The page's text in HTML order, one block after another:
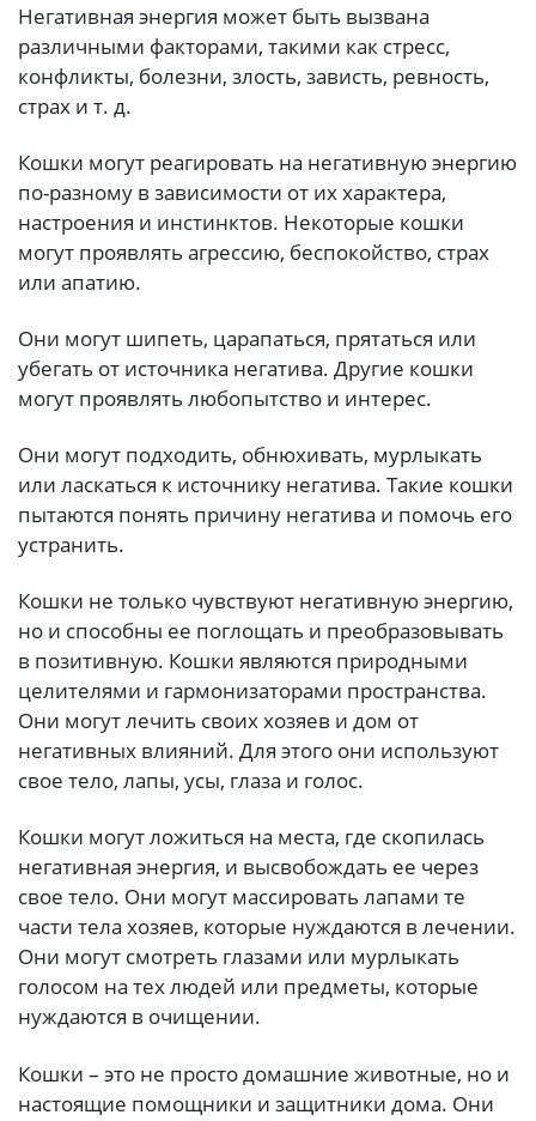
Негативная энергия может быть вызвана
различными факторами, такими как стресс,
конфликты, болезни, злость, зависть, ревность,
страх и т. д.
Кошки могут реагировать на негативную энергию
по-разному в зависимости от их характера,
настроения и инстинктов. Некоторые кошки
могут проявлять агрессию, беспокойство, страх
или апатию.
Они могут шипеть, царапаться, прятаться или
убегать от источника негатива. Другие кошки
могут проявлять любопытство и интерес.
Они могут подходить, обнюхивать, мурлыкать
или ласкаться к источнику негатива. Такие кошки
пытаются понять причину негатива и помочь его
устранить.
Кошки не только чувствуют негативную энергию,
но и способны ее поглощать и преобразовывать
в позитивную. Кошки являются природными
целителями и гармонизаторами пространства.
Они могут лечить своих хозяев и дом от
негативных влияний. Для этого они используют
свое тело, лапы, усы, глаза и голос.
Кошки могут ложиться на места, где скопилась
негативная энергия, и высвобождать ее через
свое тело. Они могут массировать лапами те
части тела хозяев, которые нуждаются в лечении.
Они могут смотреть глазами или мурлыкать
голосом на тех людей или предметы, которые
нуждаются в очищении.
Кошки – это не просто домашние животные, но и
настоящие помощники и защитники дома. Они